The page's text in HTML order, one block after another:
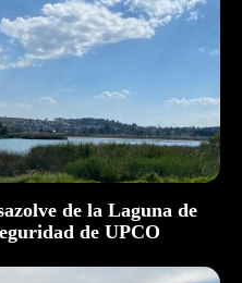
de la Laguna de
de UPCO